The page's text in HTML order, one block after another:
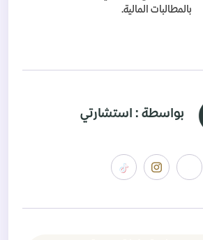
بالمطالبات المالية.
بواسطة : استشارتي